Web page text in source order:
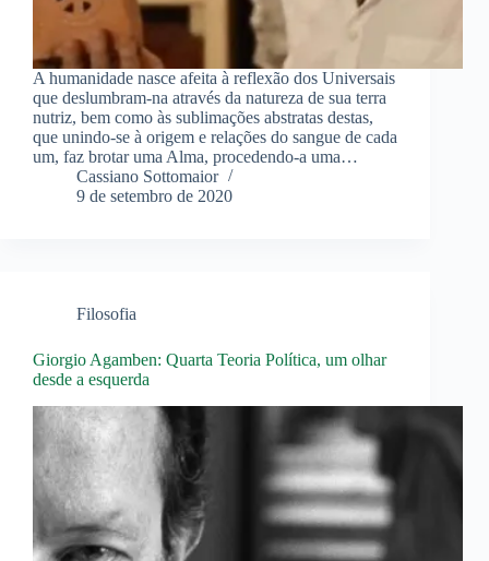
A humanidade nasce afeita à reflexão dos Universais
que deslumbram-na através da natureza de sua terra
nutriz, bem como às sublimações abstratas destas,
que unindo-se à origem e relações do sangue de cada
um, faz brotar uma Alma, procedendo-a uma…
Cassiano Sottomaior
9 de setembro de 2020
Filosofia
Giorgio Agamben: Quarta Teoria Política, um olhar
desde a esquerda